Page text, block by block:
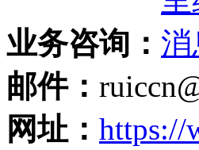
业务咨询：
邮件：
网址： https://